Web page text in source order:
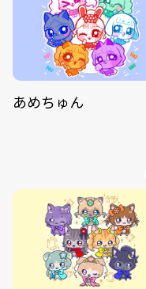
あめちゅん